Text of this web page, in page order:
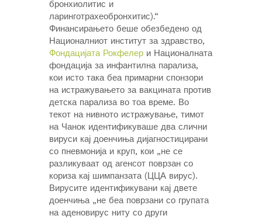
бронхиолитис и
ларинготрахеобронхитис).“
Финансирањето беше обезбедено од
Националниот институт за здравство,
Фондацијата Рокфелер и Националната
фондација за инфантилна парализа,
кои исто така беа примарни спонзори
на истражувањето за вакцината против
детска парализа во тоа време. Во
текот на нивното истражување, тимот
на Чанок идентификуваше два слични
вируси кај доенчиња дијагностицирани
со пневмонија и круп, кои „не се
разликуваат од агенсот поврзан со
кориза кај шимпанзата (ЦЦА вирус).
Вирусите идентификувани кај двете
доенчиња „не беа поврзани со групата
на аденовирус ниту со други